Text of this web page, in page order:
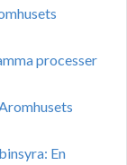
processer
En